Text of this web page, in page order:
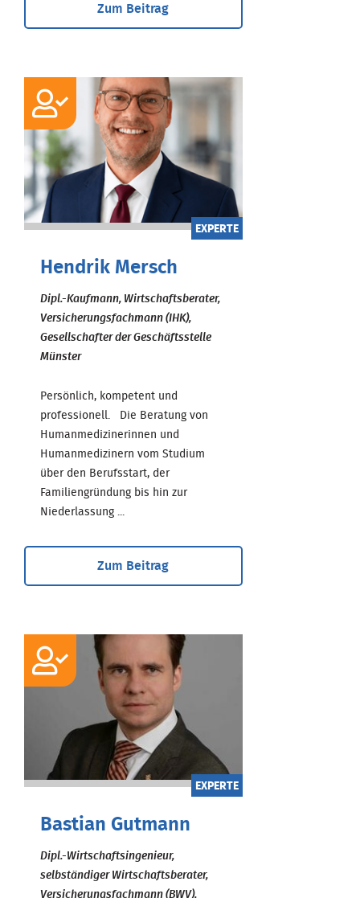
Zum Beitrag
EXPERTE
Hendrik Mersch
Dipl.-Kaufmann, Wirtschaftsberater,
Versicherungsfachmann (IHK),
Gesellschafter der Geschäftsstelle
Münster
Persönlich, kompetent und
professionell. Die Beratung von
Humanmedizinerinnen und
Humanmedizinern vom Studium
über den Berufsstart, der
Familiengründung bis hin zur
Niederlassung ...
Zum Beitrag
EXPERTE
Bastian Gutmann
Dipl.-Wirtschaftsingenieur,
selbständiger Wirtschaftsberater,
Versicherungsfachmann (BWV),